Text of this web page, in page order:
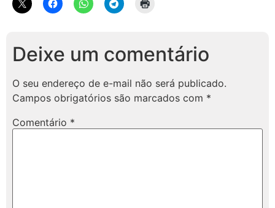
Deixe um comentário
O seu endereço de e-mail não será publicado.
Campos obrigatórios são marcados com *
Comentário *